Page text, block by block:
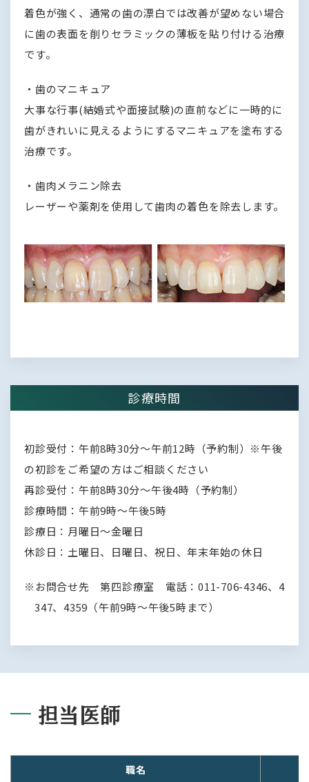
着色が強く、通常の歯の漂白では改善が望めない場合
に歯の表面を削りセラミックの薄板を貼り付ける治療
です。
・歯のマニキュア
大事な行事(結婚式や面接試験)の直前などに一時的に
歯がきれいに見えるようにするマニキュアを塗布する
治療です。
・歯肉メラニン除去
レーザーや薬剤を使用して歯肉の着色を除去します。
診療時間
初診受付：午前8時30分～午前12時（予約制）※午後
の初診をご希望の方はご相談ください
再診受付：午前8時30分～午後4時（予約制）
診療時間：午前9時～午後5時
診療日：月曜日～金曜日
休診日：土曜日、日曜日、祝日、年末年始の休日
お問合せ先 第四診療室 電話：011-706-4346、4
347、4359（午前9時～午後5時まで）
担当医師
職名